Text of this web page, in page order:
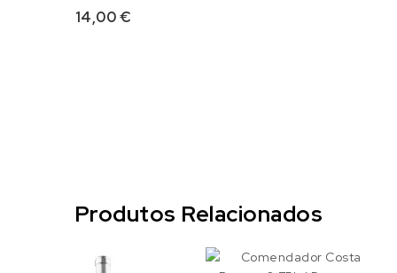
14,00€
Produtos Relacionados